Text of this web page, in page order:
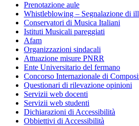
Prenotazione aule
Whistleblowing – Segnalazione di
Conservatori di Musica Italiani
Istituti Musicali pareggiati
Afam
Organizzazioni sindacali
Attuazione misure PNRR
Ente Universitario del fermano
Concorso Internazionale di
Questionari di rilevazione opinioni
Servizii web docenti
Servizii web studenti
Dichiarazioni di Accessibilità
Obbiettivi di Accessibilità